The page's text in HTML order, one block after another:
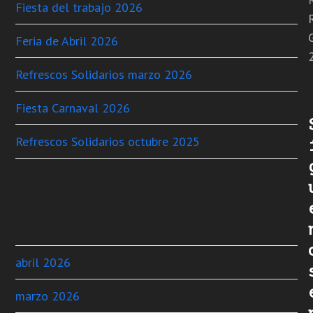
Fiesta del trabajo 2026
Feria de Abril 2026
Refrescos Solidarios marzo 2026
Fiesta Carnaval 2026
Refrescos Solidarios octubre 2025
abril 2026
marzo 2026